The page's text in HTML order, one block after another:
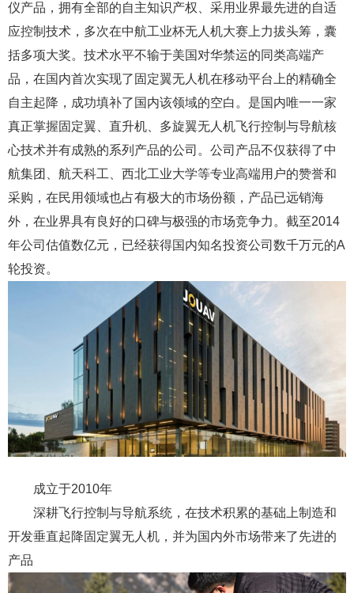
仪产品，拥有全部的自主知识产权、采用业界最先进的自适
应控制技术，多次在中航工业杯无人机大赛上力拔头筹，囊
括多项大奖。技术水平不输于美国对华禁运的同类高端产
品，在国内首次实现了固定翼无人机在移动平台上的精确全
自主起降，成功填补了国内该领域的空白。是国内唯一一家
真正掌握固定翼、直升机、多旋翼无人机飞行控制与导航核
心技术并有成熟的系列产品的公司。公司产品不仅获得了中
航集团、航天科工、西北工业大学等专业高端用户的赞誉和
采购，在民用领域也占有极大的市场份额，产品已远销海
外，在业界具有良好的口碑与极强的市场竞争力。截至2014
年公司估值数亿元，已经获得国内知名投资公司数千万元的A
轮投资。
成立于2010年
深耕飞行控制与导航系统，在技术积累的基础上制造和
开发垂直起降固定翼无人机，并为国内外市场带来了先进的
产品